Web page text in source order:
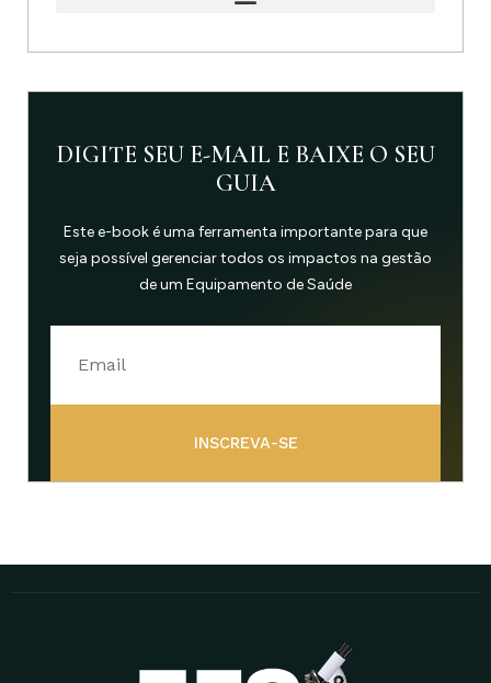
DIGITE SEU E-MAIL E BAIXE O SEU
GUIA
Este e-book é uma ferramenta importante para que
seja possível gerenciar todos os impactos na gestão
de um Equipamento de Saúde
INSCREVA-SE